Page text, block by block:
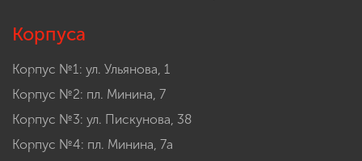
Корпуса
Корпус №1: ул. Ульянова, 1
Корпус №2: пл. Минина, 7
Корпус №3: ул. Пискунова, 38
Корпус №4: пл. Минина, 7а